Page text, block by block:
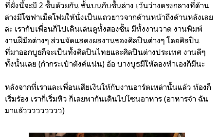
ที่ฝั่งนี้จะมี 2 ชั้นด้วยกัน ชั้นบนกับชั้นล่าง เว้นว่างตรงกลางที่ด้าน
ล่างมีโซฟาเม็ดโฟมให้นั่งเป็นแถวยาวจากด้านหน้าถึงด้านหลังเลย
ล่ะ เรากับเพื่อนก็ไปเดินเล่นดูทั้งสองชั้น มีทั้งงานวาด งานพิมพ์
งานฝีมือต่างๆ ส่วนจัดแสดงผลงานของศิลปินต่างๆ โดยศิลปิน
ที่มาออกบูธก็จะเป็นทั้งศิลปินไทยและศิลปินต่างประเทศ งานดีๆ
ทั้งนั้นเลย (กำกระเป๋าตังค์แน่น) อ้อ บางบูธมีให้ลองทำเองก็มีนะ
หลังจากที่เราและเพื่อนเสียเงินให้กับงานอาร์ตเหล่านั้นแล้ว ท้องก็
เริ่มร้อง เราก็เริ่มหิว ก็เลยพากันเดินไปโซนอาหาร (อาหารจ๋า ฉัน
มาแล้ววววววววว)